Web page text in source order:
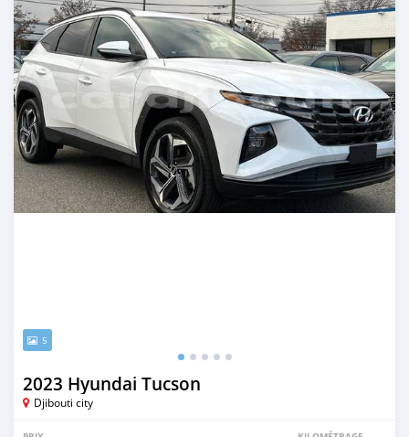
5
2023 Hyundai Tucson
Djibouti city